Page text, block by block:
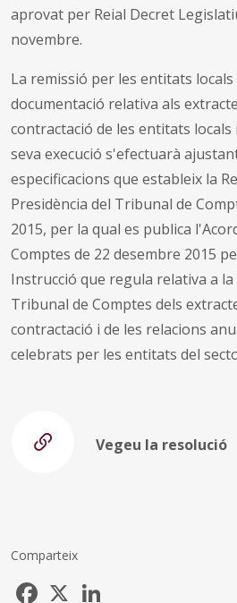
aprovat per Reial Decret
novembre.
La remissió per les entitats
documentació relativa als
contractació de les entitats locals
seva execució s'efectuarà
especificacions que estableix la
Presidència del Tribunal de
2015, per la qual es publica
Comptes de 22 desembre 2015
Instrucció que regula relativa a
Tribunal de Comptes dels
contractació i de les relacions
celebrats per les entitats del
Vegeu la resolució
Comparteix
Facebook